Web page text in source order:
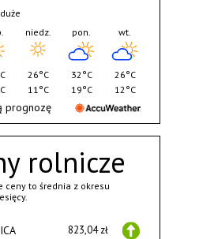
rolnicze
ceny to średnia z okresu
823,04 zł
niedz.
26°C
11°C
pon.
32°C
19°C
wt.
26°C
12°C
prognozę